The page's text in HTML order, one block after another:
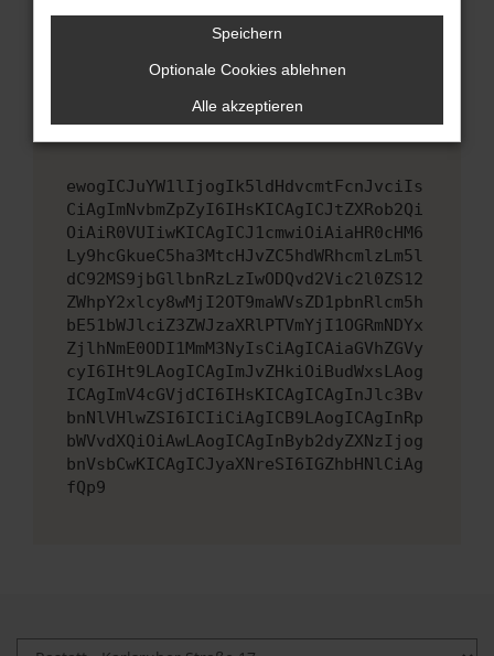
Wende dich an den Webseitenbetreiber.
Wenn du alle oben genannten Schritte versucht
hast, kontaktiere uns bitte. Wir werden
versuchen, das Problem zu beheben. Du kannst
uns diesen Text schicken, um uns bei der
ewogICJuYW1lIjogIk5ldHdvcmtFcnJvciIs
CiAgImNvbmZpZyI6IHsKICAgICJtZXRob2Qi
OiAiR0VUIiwKICAgICJ1cmwiOiAiaHR0cHM6
Ly9hcGkueC5ha3MtcHJvZC5hdWRhcmlzLm5l
dC92MS9jbGllbnRzLzIwODQvd2Vic2l0ZS12
ZWhpY2xlcy8wMjI2OT9maWVsZD1pbnRlcm5h
bE51bWJlciZ3ZWJzaXRlPTVmYjI1OGRmNDYx
ZjlhNmE0ODI1MmM3NyIsCiAgICAiaGVhZGVy
cyI6IHt9LAogICAgImJvZHkiOiBudWxsLAog
ICAgImV4cGVjdCI6IHsKICAgICAgInJlc3Bv
bnNlVHlwZSI6ICIiCiAgICB9LAogICAgInRp
bWVvdXQiOiAwLAogICAgInByb2dyZXNzIjog
bnVsbCwKICAgICJyaXNreSI6IGZhbHNlCiAg
fQp9
Speichern
Optionale Cookies ablehnen
Alle akzeptieren